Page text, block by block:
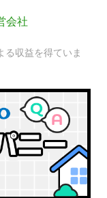
会社
る収益を得ていま